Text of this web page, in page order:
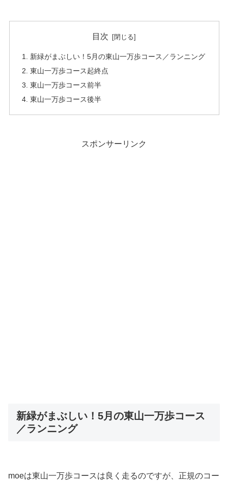
目次
新緑がまぶしい！5月の東山一万歩コース／ランニング
東山一万歩コース起終点
東山一万歩コース前半
東山一万歩コース後半
スポンサーリンク
新緑がまぶしい！5月の東山一万歩コース
／ランニング
moeは東山一万歩コースは良く走るのですが、正規のコー